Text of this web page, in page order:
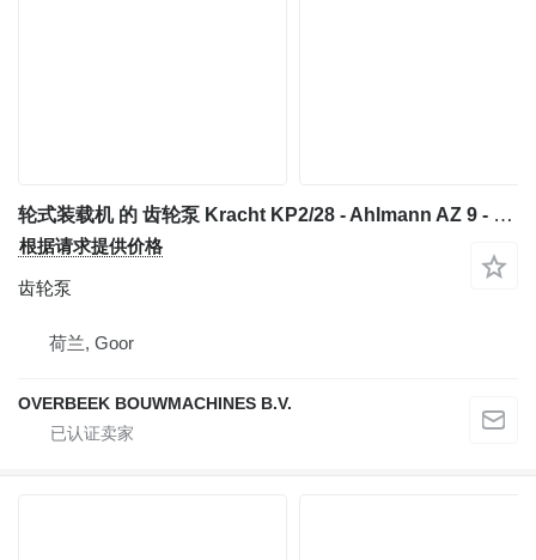
轮式装载机 的 齿轮泵 Kracht KP2/28 - Ahlmann AZ 9 - Gearpump
根据请求提供价格
齿轮泵
荷兰, Goor
OVERBEEK BOUWMACHINES B.V.